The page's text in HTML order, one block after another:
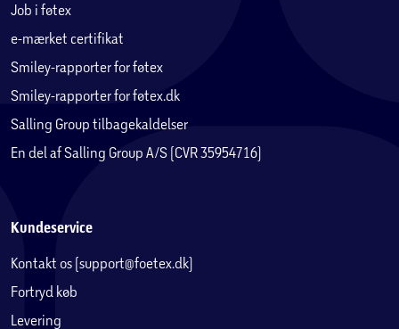
Job i føtex
e-mærket certifikat
Smiley-rapporter for føtex
Smiley-rapporter for føtex.dk
Salling Group tilbagekaldelser
En del af Salling Group A/S (CVR 35954716)
Kundeservice
Kontakt os (support@foetex.dk)
Fortryd køb
Levering